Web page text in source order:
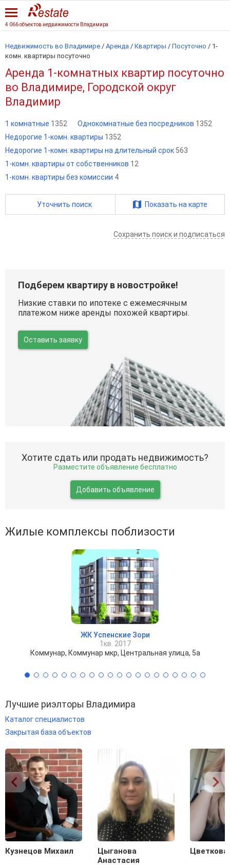
4 066 объектов недвижимости Владимира
Недвижимость во Владимире / Аренда / Квартиры / Посуточно / 1-
комн. квартиры посуточно
Аренда 1-комнатных квартир посуточно
во Владимире, Городской округ
Владимир
1 комнатные 1352 Однокомнатные без посредников 1352
Недорогие 1-комн. квартиры 1352
Недорогие 1-комн. квартиры на длительный срок 563
1-комн. квартиры от собственников 12
1-комн. квартиры без комиссии 4
Уточнить поиск Показать на карте
Сохранить поиск и подписаться
Подберем квартиру в новостройке!
Низкие ставки по ипотеке с ежемесячным
платежом ниже аренды похожей квартиры.
Оставить заявку
Хотите сдать или продать недвижимость?
Разместите объявление бесплатно
Добавить объявление
Жилые комплексы поблизости
ЖК Успенские Зори
1кв. 2017
Коммунар, Коммунар мкр, Центральная улица, 5а
Лучшие риэлторы Владимира
Каталог специалистов
Закрытая база объектов
Кузнецов Михаил
Цыганова
Анастасия